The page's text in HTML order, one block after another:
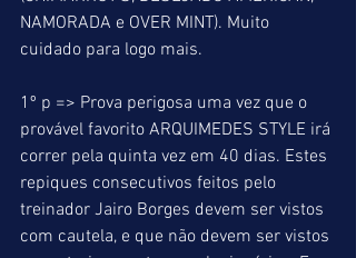
NAMORADA e OVER MINT). Muito
cuidado para logo mais.
1º p => Prova perigosa uma vez que o
provável favorito ARQUIMEDES STYLE irá
correr pela quinta vez em 40 dias. Estes
repiques consecutivos feitos pelo
treinador Jairo Borges devem ser vistos
com cautela, e que não devem ser vistos